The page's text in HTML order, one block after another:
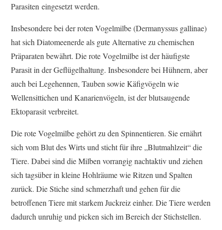
Parasiten eingesetzt werden.
Insbesondere bei der roten Vogelmilbe (Dermanyssus gallinae)
hat sich Diatomeenerde als gute Alternative zu chemischen
Präparaten bewährt. Die rote Vogelmilbe ist der häufigste
Parasit in der Geflügelhaltung. Insbesondere bei Hühnern, aber
auch bei Legehennen, Tauben sowie Käfigvögeln wie
Wellensittichen und Kanarienvögeln, ist der blutsaugende
Ektoparasit verbreitet.
Die rote Vogelmilbe gehört zu den Spinnentieren. Sie ernährt
sich vom Blut des Wirts und sticht für ihre „Blutmahlzeit“ die
Tiere. Dabei sind die Milben vorrangig nachtaktiv und ziehen
sich tagsüber in kleine Hohlräume wie Ritzen und Spalten
zurück. Die Stiche sind schmerzhaft und gehen für die
betroffenen Tiere mit starkem Juckreiz einher. Die Tiere werden
dadurch unruhig und picken sich im Bereich der Stichstellen.